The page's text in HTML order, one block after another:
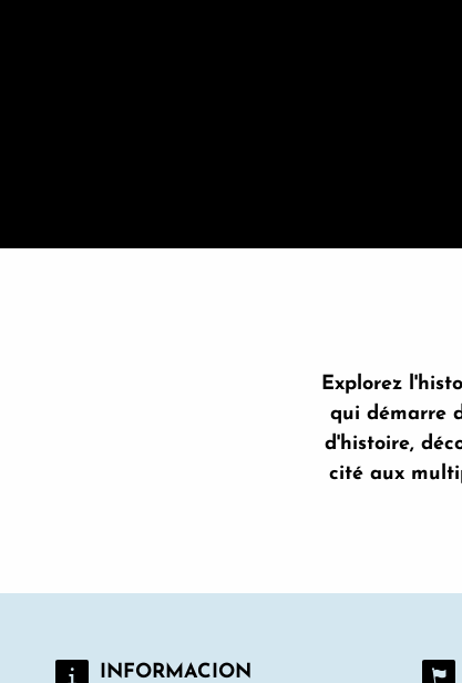
Explorez
qui démarre
d'histoire,
cité aux
INFORMACION